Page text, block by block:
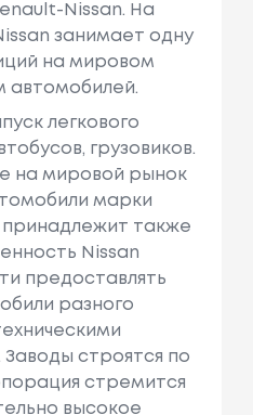
Nissan. На
занимает одну
на мировом
автомобилей.
легкового
грузовиков.
на мировой рынок
марки
также
Nissan
предоставлять
разного
строятся по
стремится
высокое